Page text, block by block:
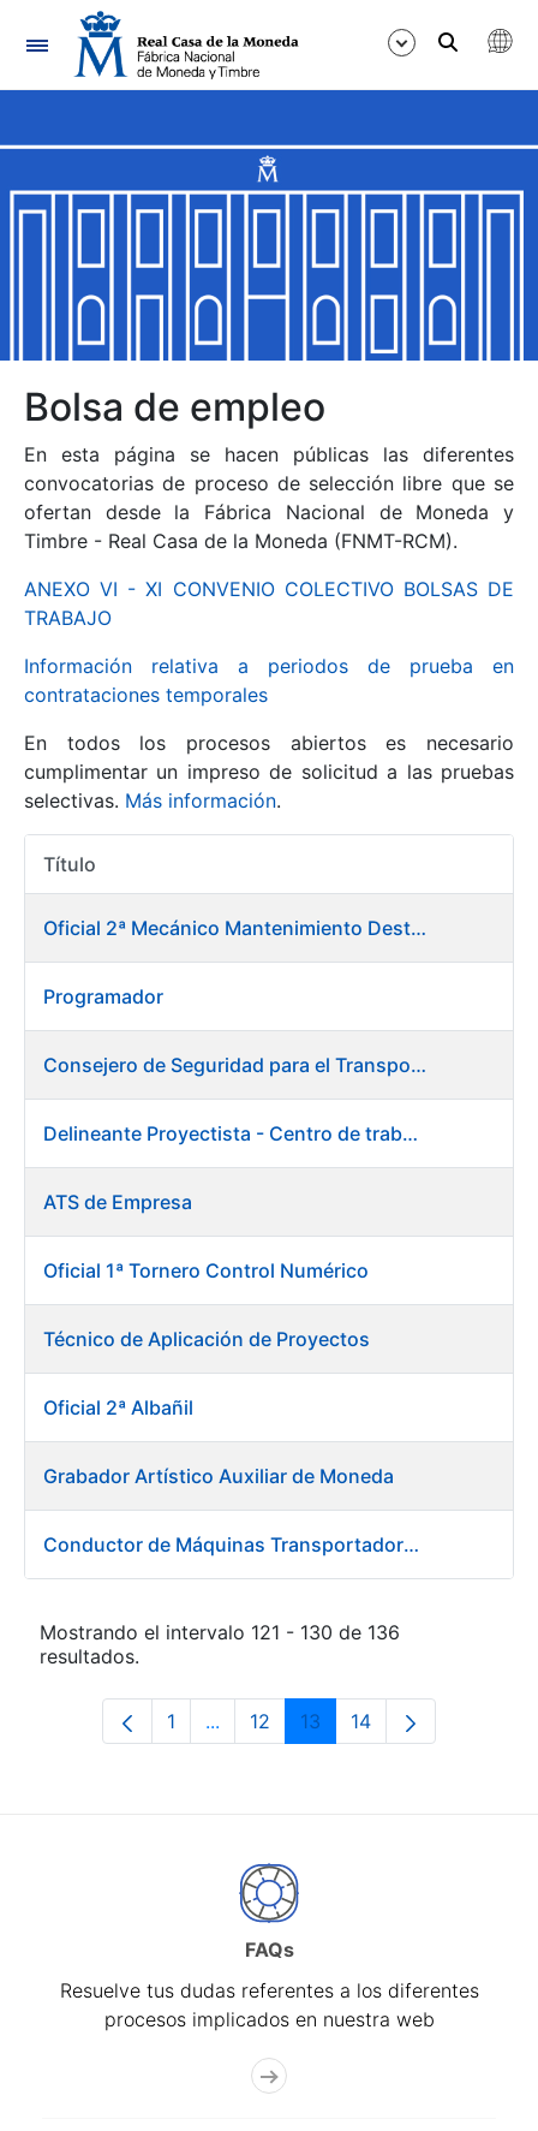
Navegación
Mostrar/Ocultar
Mostrar/Ocultar
Mostrar/Ocultar
Mostrar/Ocultar
Mostrar/Ocultar
Mostrar/Ocultar
Mostrar/Ocultar
Bolsa de empleo
En esta página se hacen públicas las diferentes
convocatorias de proceso de selección libre que se
ofertan desde la Fábrica Nacional de Moneda y
Timbre - Real Casa de la Moneda (FNMT-RCM).
ANEXO VI - XI CONVENIO COLECTIVO BOLSAS DE
TRABAJO
Información relativa a periodos de prueba en
contrataciones temporales
En todos los procesos abiertos es necesario
cumplimentar un impreso de solicitud a las pruebas
selectivas. Más información.
Título
Oficial 2ª Mecánico Mantenimiento Destacado
Programador
Consejero de Seguridad para el Transporte y Medio Ambiente
Delineante Proyectista - Centro de trabajo de Burgos
ATS de Empresa
Oficial 1ª Tornero Control Numérico
Técnico de Aplicación de Proyectos
Oficial 2ª Albañil
Grabador Artístico Auxiliar de Moneda
Conductor de Máquinas Transportadoras-Elevadoras
Mostrando el intervalo 121 - 130 de 136
resultados.
Página
1 ...Páginas intermedias Use TAB para
Página
12 Página
13 Página
14
FAQs
Resuelve tus dudas referentes a los diferentes
procesos implicados en nuestra web